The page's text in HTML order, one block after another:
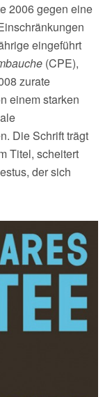
2006 gegen eine
eingeführt
(CPE),
zurate
einem starken
Die Schrift trägt
Titel, scheitert
der sich